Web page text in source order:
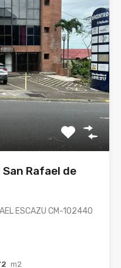
Rafael de
ESCAZU CM-102440
m2